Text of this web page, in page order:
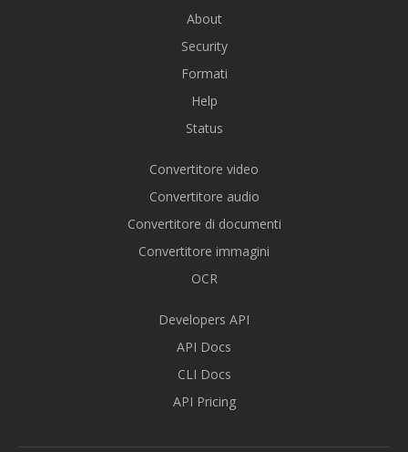
About
Security
Formati
Help
Status
Convertitore video
Convertitore audio
Convertitore di documenti
Convertitore immagini
OCR
Developers API
API Docs
CLI Docs
API Pricing